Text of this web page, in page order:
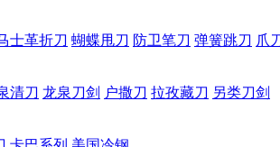
士革折刀 蝴蝶甩刀 防卫笔刀 弹簧跳刀 爪
清刀 龙泉刀剑 户撒刀 拉孜藏刀 另类刀剑